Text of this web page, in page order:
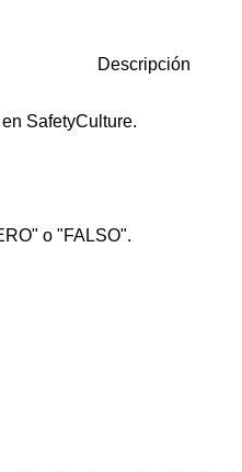
Descripción
SafetyCulture.
o "FALSO".